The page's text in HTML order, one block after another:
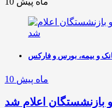
و بیمه، بورس و فارکس
10 ماه پیش
بازنشستگان اعلام شد